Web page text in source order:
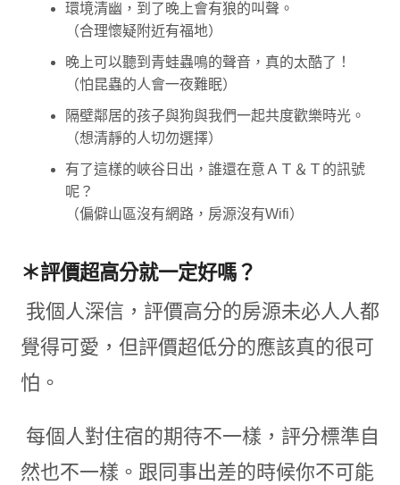
環境清幽，到了晚上會有狼的叫聲。
（合理懷疑附近有福地）
晚上可以聽到青蛙蟲鳴的聲音，真的太酷了！
（怕昆蟲的人會一夜難眠）
隔壁鄰居的孩子與狗與我們一起共度歡樂時光。
（想清靜的人切勿選擇）
有了這樣的峽谷日出，誰還在意ＡＴ＆Ｔ的訊號
呢？
（偏僻山區沒有網路，房源沒有Wifi）
＊評價超高分就一定好嗎？
我個人深信，評價高分的房源未必人人都
覺得可愛，但評價超低分的應該真的很可
怕。
每個人對住宿的期待不一樣，評分標準自
然也不一樣。跟同事出差的時候你不可能